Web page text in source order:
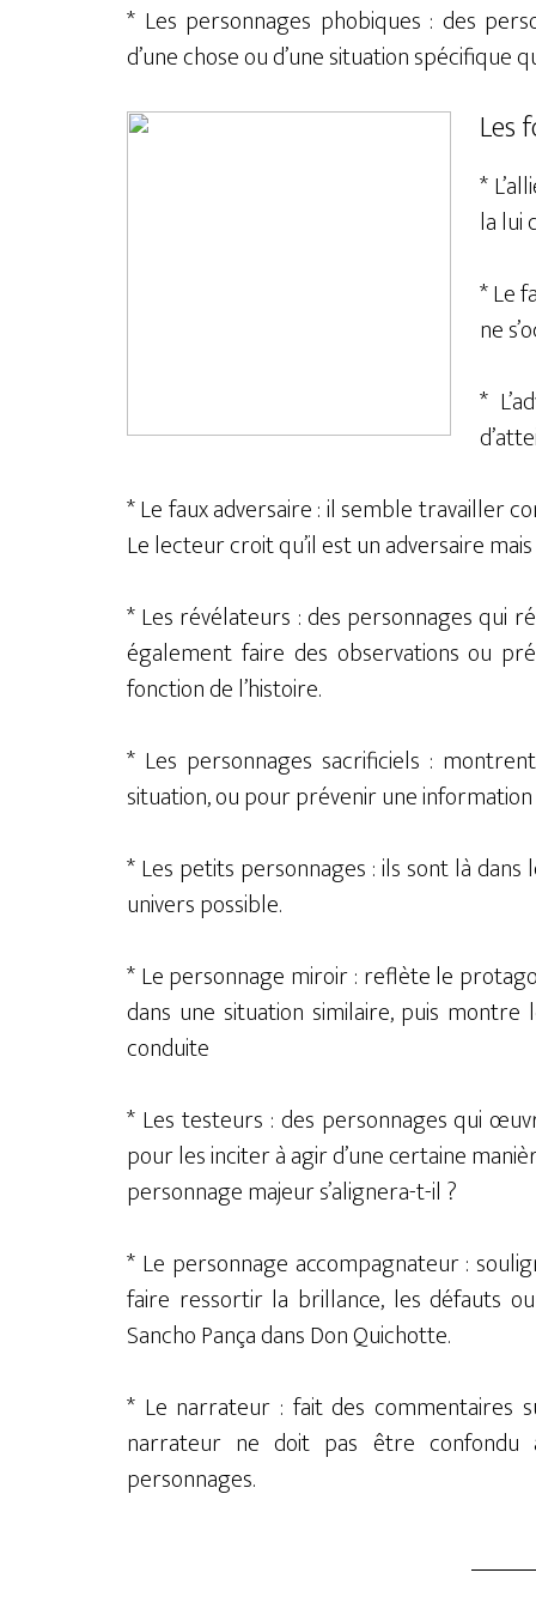
* Les personnages phobiques : des
d’une chose ou d’une situation
Les
*
la lui
* Le
ne
*
* Le faux adversaire : il semble travailler
Le lecteur croit qu’il est un adversaire
* Les révélateurs : des personnages qui
également faire des observations ou
fonction de l’histoire.
* Les personnages sacrificiels :
situation, ou pour prévenir une
* Les petits personnages : ils sont là
univers possible.
* Le personnage miroir : reflète le
dans une situation similaire, puis
conduite
* Les testeurs : des personnages qui
pour les inciter à agir d’une certaine
personnage majeur s’alignera-t-il ?
* Le personnage accompagnateur :
faire ressortir la brillance, les défauts
Sancho Pança dans Don Quichotte.
* Le narrateur : fait des commentaires
narrateur ne doit pas être confondu
personnages.